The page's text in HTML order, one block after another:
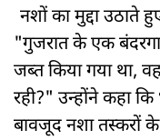
नशों का मुद्दा उठाते
"गुजरात के एक
जब्त किया गया था,
रही?" उन्होंने कहा
बावजूद नशा तस्करों